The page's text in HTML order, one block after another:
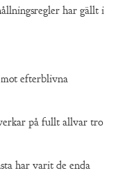
har gällt i
efterblivna
på fullt allvar tro
har varit de enda